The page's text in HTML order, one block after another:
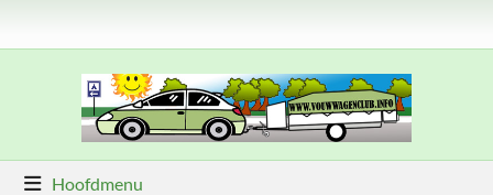
Hoofdmenu